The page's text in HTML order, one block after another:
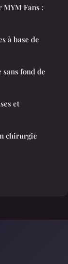
Fans :
à base de
fond de
et
chirurgie